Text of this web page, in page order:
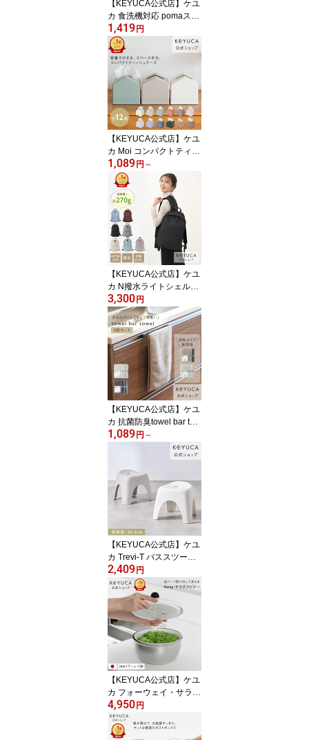
【KEYUCA公式店】ケユ
カ 食洗機対応 pomaステ
ンレスマグ 400ml[食器
コップ マグカップ 保温
保冷 シンプル おしゃれ
ステンレスマグカップ ス
テンレス マグ キャンプ
アウトドア カップホルダ
ー カップ コーヒーカッ
プ ボトルホルダー 二重
構造 オフィス 食洗器 食
洗器対応]
1,419 円
【KEYUCA公式店】ケユ
カ Moi コンパクトティッ
シュケース 全12色[ティ
ッシュ入れ ティッシュボ
ックス 詰め替え 省スペ
ース ティッシュケース
ティッシュカバー ボック
ス コンパクト ケース テ
ィッシュボックスケース
おしゃれ リビング ペー
パーケース ティッシュホ
ルダー]
1,089 円 ～
【KEYUCA公式店】ケユ
カ N撥水ライトシェルリ
ュック M[バッグ バック
鞄 リュックサック リュ
ック 撥水加工 無地 cordu
ra ビジネスリュック レ
ディース メンズ 女性 男
性 a4 軽い 軽量 小さめ
コーデュラ かばん カバ
ン バックパック 軽量リ
ュック ポケット 大容量]
3,300 円
【KEYUCA公式店】ケユ
カ 抗菌防臭towel bar tow
el 3枚セット[タオルバー
タオル タオル フェイス
タオル 抗菌 防臭 無地 シ
ンプル フェースタオル
抗菌タオル お風呂場 収
納 洗面所 顔 フェイス 部
屋干し 小さめ 手拭きタ
オル スリム]【グッドプ
ライス】
1,089 円 ～
【KEYUCA公式店】ケユ
カ Trevi-T バススツール
[おしゃれ シンプル バス
チェア オシャレ 風呂イ
ス バスグッズ お風呂の
椅子 お風呂いす お風呂
用 お風呂グッズ バス用
品 お風呂 椅子 高め 白 ホ
ワイト 風呂用椅子 風呂
イス お風呂チェア かわ
いい いす]
2,409 円
【KEYUCA公式店】ケユ
カ フォーウェイ・サラダ
スピナー[ステンレス サ
ラダスピナー キッチン用
品 スピナー サラダ 野菜
4,950 円